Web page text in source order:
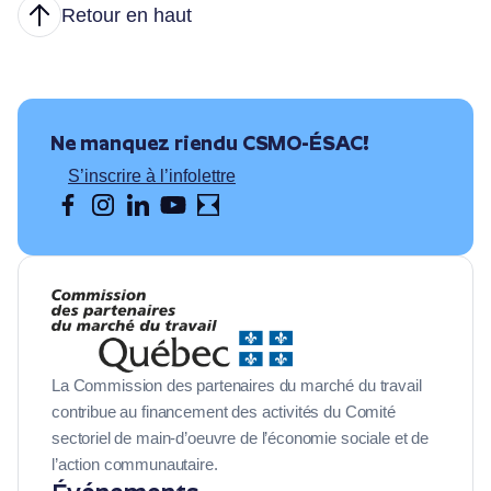
Articles
Retour en haut
Ne manquez riendu CSMO-ÉSAC!
S’inscrire à l’infolettre
La Commission des partenaires du marché du travail
contribue au financement des activités du Comité
sectoriel de main-d’oeuvre de l’économie sociale et de
l’action communautaire.